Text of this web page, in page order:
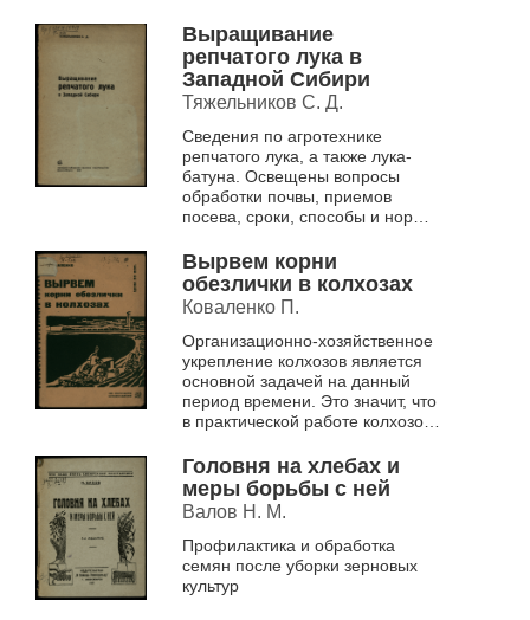
Выращивание
репчатого лука в
Западной Сибири
Тяжельников С. Д.
Сведения по агротехнике
репчатого лука, а также лука-
батуна. Освещены вопросы
обработки почвы, приемов
посева, сроки, способы и нормы
выращиванию лука-севка,
репки, семян и лу...
Вырвем корни
обезлички в колхозах
Коваленко П.
Организационно-хозяйственное
укрепление колхозов является
основной задачей на данный
период времени. Это значит, что
в практической работе колхозов
сторону борьбы за высо...
Головня на хлебах и
меры борьбы с ней
Валов Н. М.
Профилактика и обработка
семян после уборки зерновых
культур